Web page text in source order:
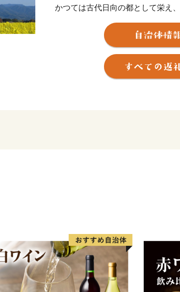
かつては古代日向の都として栄え
する伝承地が市内に数多く残ると
が集まる国の特別史跡「西都原（
欧少年使節の正使としてローマ法
した国の史跡「都於郡（とのこお
あふれるまちです。
西都原台地には、春は桜・菜の花
FAX 0983-43-3654
mail furusato@city.saito.lg.jp